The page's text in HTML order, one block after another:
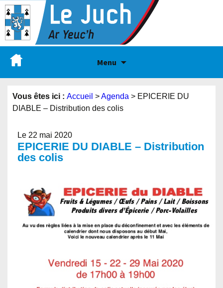
Menu
Vous êtes ici : Accueil >Agenda > EPICERIE DU
DIABLE – Distribution des colis
Le 22 mai 2020
EPICERIE DU DIABLE – Distribution
des colis